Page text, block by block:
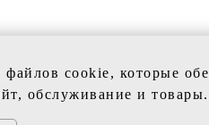
cookie, которые
обслуживание и товары.